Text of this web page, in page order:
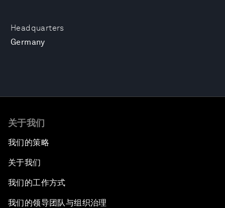
Headquarters
Germany
关于我们
我们的策略
关于我们
我们的工作方式
我们的领导团队与组织治理